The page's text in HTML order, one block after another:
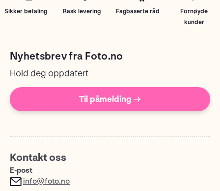
Sikker betaling Rask levering Fagbaserte råd
Fornøyde
kunder
Nyhetsbrev fra Foto.no
Hold deg oppdatert
Til påmelding →
Kontakt oss
E-post
info@foto.no